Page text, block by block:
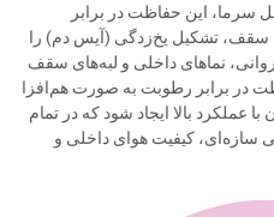
سرما، این حفاظت در برابر
تشکیل یخ‌زدگی (آیس دم) را
نماهای داخلی و لبه‌های سقف
در برابر رطوبت به صورت هم‌افزا
عملکرد بالا ایجاد شود که در تمام
سازه‌ای، کیفیت هوای داخلی و